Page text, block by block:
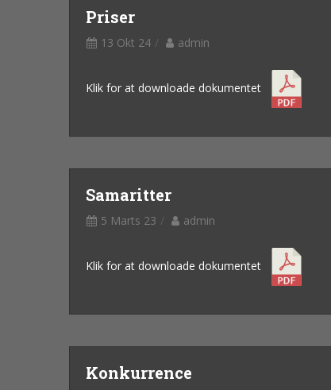
Priser
13 Okt 24 admin
Klik for at downloade dokumentet
Samaritter
5 Marts 23 admin
Klik for at downloade dokumentet
Konkurrence